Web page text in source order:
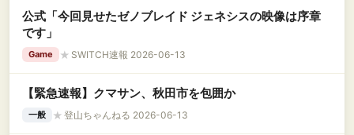
公式「今回見せたゼノブレイド ジェネシスの映像は序章
です」
Game ★ SWITCH速報 2026-06-13
【緊急速報】クマサン、秋田市を包囲か
一般 ★ 登山ちゃんねる 2026-06-13